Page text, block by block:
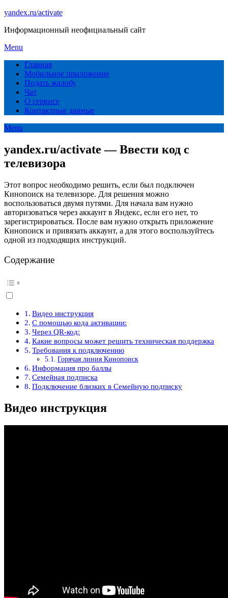
Skip
content
yandex.ru/activate
Информационный неофициальный сайт
Menu
Главная
Мобильное приложение
Подать жалобу
Чат
О сервисе
Контактные данные
Menu
yandex.ru/activate — Ввести код с
телевизора
Этот вопрос необходимо решить, если был подключен
Кинопоиск на телевизоре. Для решения можно
воспользоваться двумя путями. Для начала вам нужно
авторизоваться через аккаунт в Яндекс, если его нет, то
зарегистрироваться. После вам нужно открыть приложение
Кинопоиск и привязать аккаунт, а для этого воспользуйтесь
одной из подходящих инструкций.
Содержание
Видео инструкция
С помощью кода активации:
Через QR-код:
Какие вопросы может решить техническая поддержка
Требования к подключению
Горячая линия Кинопоиск
Информация про баллы
Семейная подписка
Подключение близких в Семейную подписку
Видео инструкция